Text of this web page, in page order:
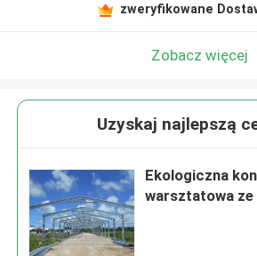
zweryfikowane
Zobacz więcej
Uzyskaj najlepszą
Ekologiczna
warsztatowa